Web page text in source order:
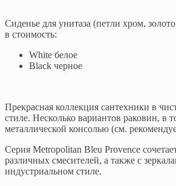
Сиденье для унитаза (петли хром,
в стоимость:
White белое
Black черное
Прекрасная коллекция сантехники в
стиле. Несколько вариантов раковин, в
металлической консолью (см.
Серия Metropolitan Bleu Provence
различных смесителей, а также с
индустриальном стиле.